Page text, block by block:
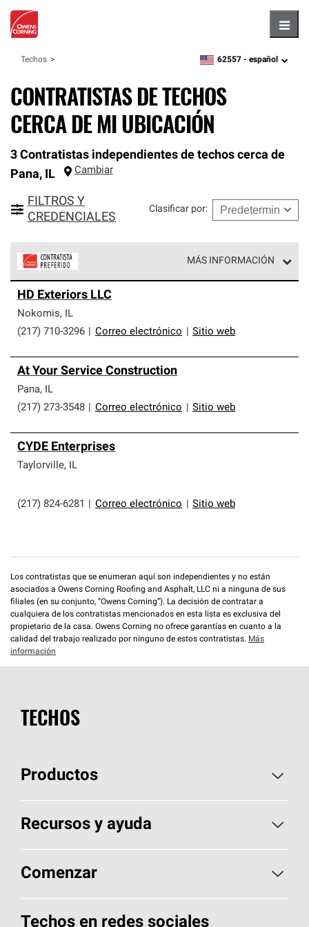
Techos zipcode,language
62557 - español
CONTRATISTAS DE TECHOS
CERCA DE MI UBICACIÓN
3 Contratistas independientes de techos cerca de
Pana, IL Cambiar
FILTROS Y
CREDENCIALES
Clasificar por:
MÁS INFORMACIÓN
parte de una red exclusiva de profesionales de techos
que cumplen con altos estándares y requisitos estrictos
de profesionalismo y confiabilidad.
HD Exteriors LLC
Nokomis, IL
(217) 710-3296
Correo electrónico Sitio web
At Your Service Construction
Pana, IL
(217) 273-3548
Correo electrónico Sitio web
CYDE Enterprises
Taylorville, IL
(217) 824-6281 Correo electrónico Sitio web
Los contratistas que se enumeran aquí son independientes y no están
asociados a Owens Corning Roofing and Asphalt, LLC ni a ninguna de sus
filiales (en su conjunto, “Owens Corning”). La decisión de contratar a
cualquiera de los contratistas mencionados en esta lista es exclusiva del
propietario de la casa. Owens Corning no ofrece garantías en cuanto a la
calidad del trabajo realizado por ninguno de estos contratistas. Más
información
TECHOS
Productos
Elija sus tejas
Encuentre un contratista
Recursos y ayuda
Aspectos básicos sobre techos
Herramientas de diseño y color
Comenzar
Llame al 1-800-GET-PINK®
Techos en redes sociales